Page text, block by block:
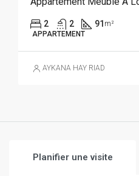
2 2 91 m²
APPARTEMENT
AYKANA HAY RIAD
Planifier une visite